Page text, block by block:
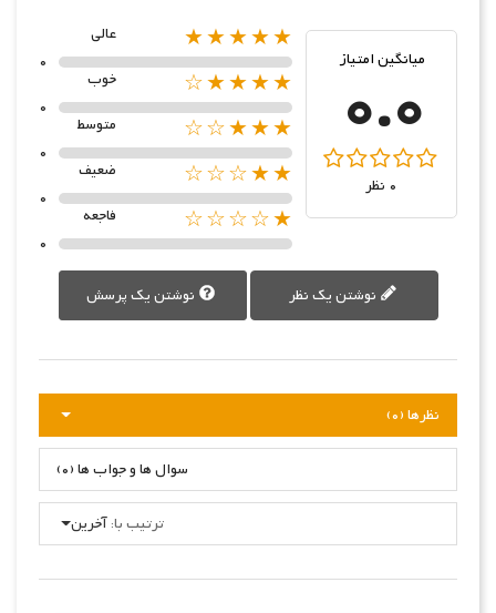
میانگین امتیاز
0.0
0 نظر
★★★★★
عالی
0
★★★★☆
خوب
0
★★★☆☆
متوسط
0
★★☆☆☆
ضعیف
0
★☆☆☆☆
فاجعه
0
نوشتن یک نظر نوشتن یک پرسش
نظرها (0)
سوال ها و جواب ها (0)
ترتیب با: آخرین